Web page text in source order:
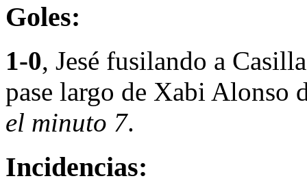
Goles:
1-0, Jesé fusilando a
pase largo de Xabi Alonso
el minuto 7.
Incidencias: